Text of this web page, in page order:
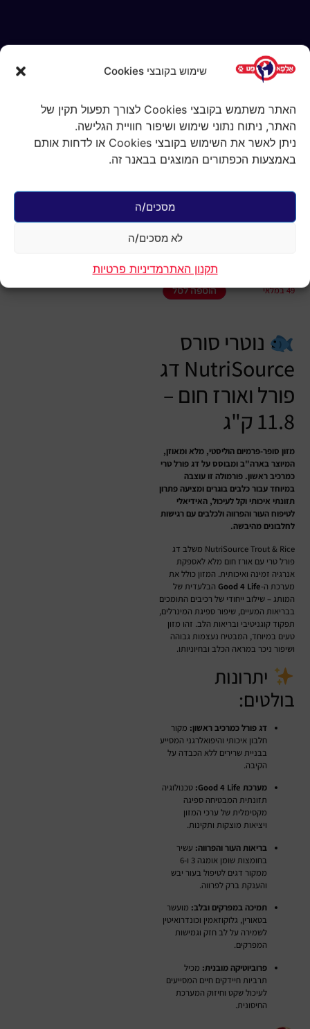
שימוש בקובצי Cookies
האתר משתמש בקובצי Cookies לצורך תפעול תקין של
האתר, ניתוח נתוני שימוש ושיפור חוויית הגלישה.
ניתן לאשר את השימוש בקובצי Cookies או לדחות אותם
באמצעות הכפתורים המוצגים בבאנר זה.
מסכים/ה
לא מסכים/ה
תקנון האתרמדיניות פרטיות
נוטרי סורס דג פורל
49 במלאי
הוספה לסל
נוטרי סורס
NutriSource דג
פורל ואורז חום –
11.8 ק"ג
מזון סופר-פרמיום הוליסטי, מלא ומאוזן,
המיוצר בארה"ב ומבוסס על דג פורל טרי
כמרכיב ראשון. פורמולה זו עוצבה
במיוחד עבור כלבים בוגרים ומציעה פתרון
תזונתי איכותי וקל לעיכול, האידיאלי
לטיפוח העור והפרווה ולכלבים עם רגישות
לחלבונים מהיבשה.
NutriSource Trout & Rice משלב דג
פורל טרי עם אורז חום מלא לאספקת
אנרגיה זמינה ואיכותית. המזון כולל את
מערכת ה-Good 4 Life הבלעדית של
המותג – שילוב ייחודי של רכיבים התומכים
בבריאות המעיים, שיפור ספיגת המינרלים,
תפקוד קוגניטיבי ובריאות הלב. זהו מזון
טעים במיוחד, המבטיח נעצמות גבוהה
ושיפור ניכר במראה הכלב ובחיוניותו.
יתרונות
בולטים:
דג פורל כמרכיב ראשון: מקור
חלבון איכותי והיפואלרגני המסייע
בבניית שרירים ללא הכבדה על
הקיבה.
מערכת Good 4 Life:
טכנולוגיה
תזונתית המבטיחה ספיגה
מקסימלית של ערכי המזון
ויציאות מוצקות ותקינות.
בריאות העור והפרווה: עשיר
בחומצות שומן אומגה 3 ו-6
ממקור דגים לטיפול בעור יבש
והענקת ברק לפרווה.
תמיכה במפרקים ובלב: מועשר
בטאורין, גלוקוזאמין וכונדרואיטין
לשמירה על לב חזק וגמישות
המפרקים.
פרוביוטיקה מובנית: מכיל
תרביות חיידקים חיים המסייעים
לעיכול שקט וחיזוק המערכת
החיסונית.